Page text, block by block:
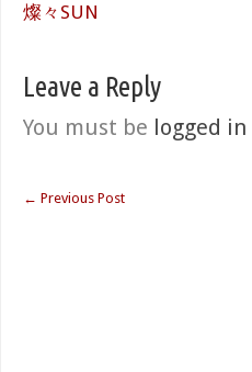
燦々SUN
Leave a Reply
You must be logged in
← Previous Post